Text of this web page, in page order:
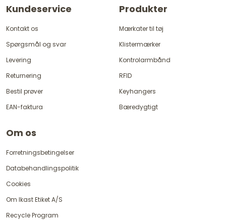
Kundeservice
Kontakt os
Spørgsmål og svar
Levering
Returnering
Bestil prøver
EAN-faktura
Produkter
Mærkater til tøj
Klistermærker
Kontrolarmbånd
RFID
Keyhangers
Bæredygtigt
Om os
Forretningsbetingelser
Databehandlingspolitik
Cookies
Om Ikast Etiket A/S
Recycle Program